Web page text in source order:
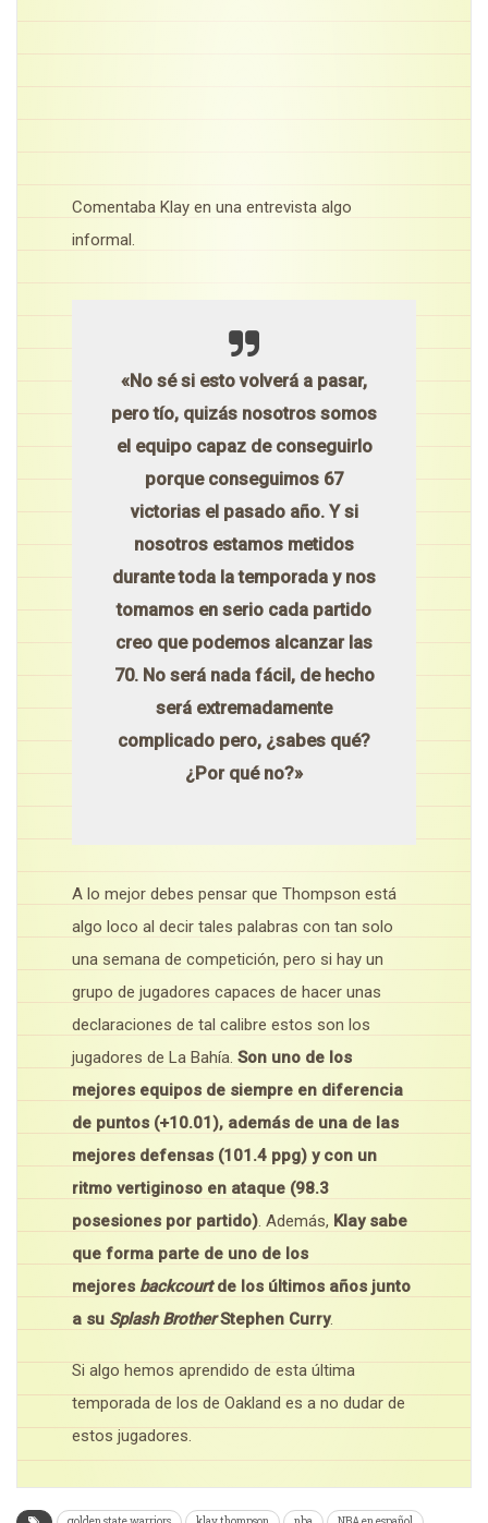
Comentaba Klay en una entrevista algo
informal.
«No sé si esto volverá a pasar,
pero tío, quizás nosotros somos
el equipo capaz de conseguirlo
porque conseguimos 67
victorias el pasado año. Y si
nosotros estamos metidos
durante toda la temporada y nos
tomamos en serio cada partido
creo que podemos alcanzar las
70. No será nada fácil, de hecho
será extremadamente
complicado pero, ¿sabes qué?
¿Por qué no?»
A lo mejor debes pensar que Thompson está
algo loco al decir tales palabras con tan solo
una semana de competición, pero si hay un
grupo de jugadores capaces de hacer unas
declaraciones de tal calibre estos son los
jugadores de La Bahía. Son uno de los
mejores equipos de siempre en diferencia
de puntos (+10.01), además de una de las
mejores defensas (101.4 ppg) y con un
ritmo vertiginoso en ataque (98.3
posesiones por partido). Además, Klay sabe
que forma parte de uno de los
mejores backcourtde los últimos años junto
a su Splash BrotherStephen Curry.
Si algo hemos aprendido de esta última
temporada de los de Oakland es a no dudar de
estos jugadores.